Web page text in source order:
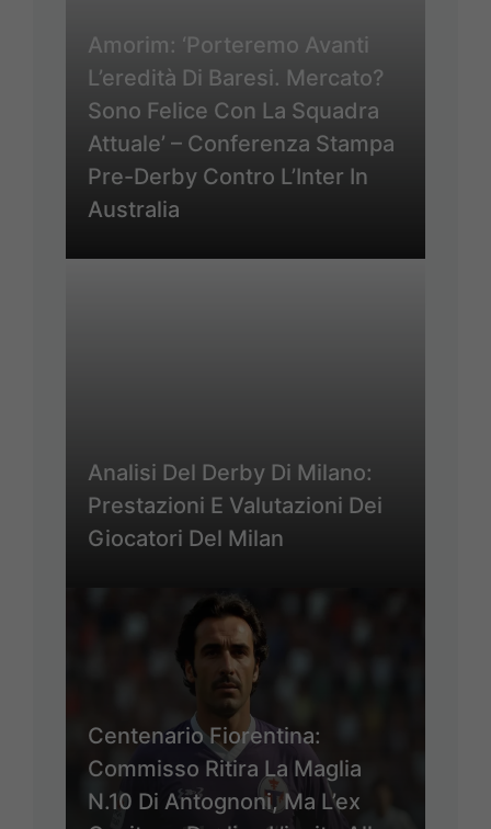
Amorim: ‘Porteremo Avanti
L’eredità Di Baresi. Mercato?
Sono Felice Con La Squadra
Attuale’ – Conferenza Stampa
Pre-Derby Contro L’Inter In
Australia
Analisi Del Derby Di Milano:
Prestazioni E Valutazioni Dei
Giocatori Del Milan
Centenario Fiorentina:
Commisso Ritira La Maglia
N.10 Di Antognoni, Ma L’ex